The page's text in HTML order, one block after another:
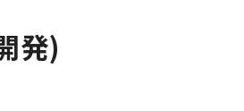
発)